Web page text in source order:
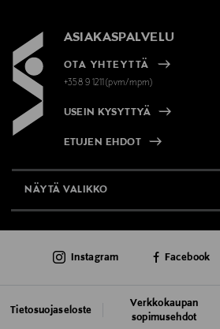
ASIAKASPALVELU
OTA YHTEYTTÄ
+358 9 1211(pvm/mpm)
USEIN KYSYTTYÄ
ETUJEN EHDOT
NÄYTÄ VALIKKO
AJANKOHTAISTA
Tietosuojaseloste
Verkkokaupan
sopimusehdot
Instagram Facebook